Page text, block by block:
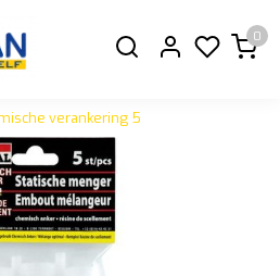
0
verankering 5